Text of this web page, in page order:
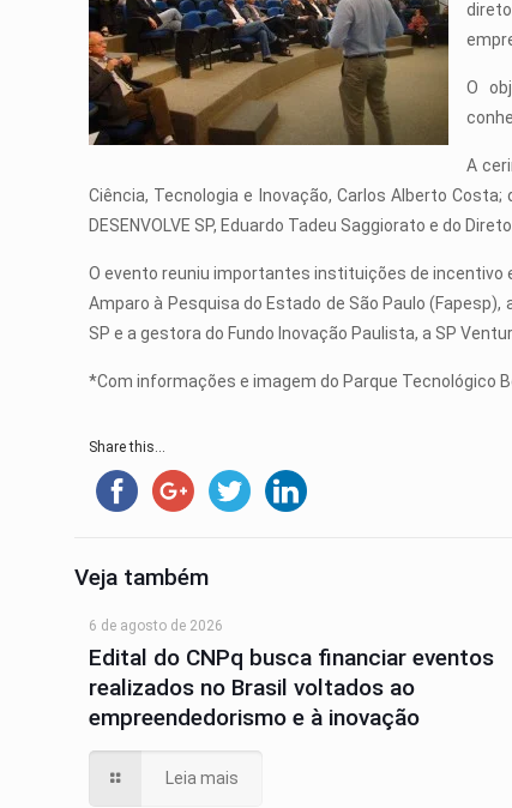
O
A
Ciência, Tecnologia e Inovação, Carlos Alberto
DESENVOLVE SP, Eduardo Tadeu Saggiorato e do
O evento reuniu importantes instituições de incentivo
Amparo à Pesquisa do Estado de São Paulo
SP e a gestora do Fundo Inovação Paulista, a SP
*Com informações e imagem do Parque Tecnológico
Share this...
Veja também
6 de agosto de 2026
Edital do CNPq busca financiar eventos
realizados no Brasil voltados ao
empreendedorismo e à inovação
Leia mais